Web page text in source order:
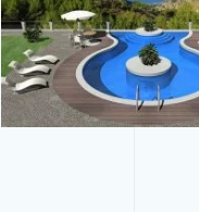
Tam Ekran